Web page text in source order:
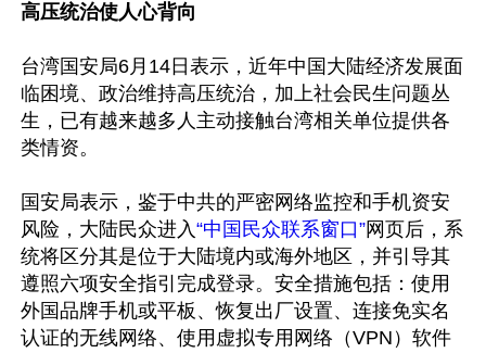
高压统治使人心背向
台湾国安局6月14日表示，近年中国大陆经济发展面
临困境、政治维持高压统治，加上社会民生问题丛
生，已有越来越多人主动接触台湾相关单位提供各
类情资。
国安局表示，鉴于中共的严密网络监控和手机资安
风险，大陆民众进入“中国民众联系窗口”网页后，系
统将区分其是位于大陆境内或海外地区，并引导其
遵照六项安全指引完成登录。安全措施包括：使用
外国品牌手机或平板、恢复出厂设置、连接免实名
认证的无线网络、使用虚拟专用网络（VPN）软件